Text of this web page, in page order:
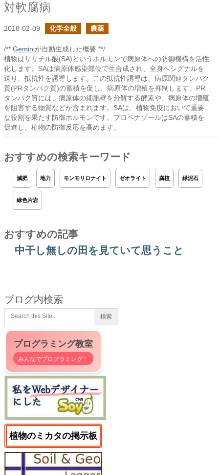
対軟腐病
2018-02-09 化学全般 農薬
/** Geminiが自動生成した概要 **/
植物はサリチル酸(SA)というホルモンで病原体への防御機構を活性
化します。SAは病原体感染部位で生合成され、全身へシグナルを
送り、抵抗性を誘導します。この抵抗性誘導は、病原関連タンパク
質(PRタンパク質)の蓄積を促し、病原体の増殖を抑制します。PR
タンパク質には、病原体の細胞壁を分解する酵素や、病原体の増殖
を阻害する物質などが含まれます。SAは、植物免疫において重要
な役割を果たす防御ホルモンです。プロベナゾールはSAの蓄積を
促進し、植物の防御反応を高めます。
おすすめの検索キーワード
減肥 地力 モンモリロナイト ゼオライト 腐植 緑泥石
緑色片岩
おすすめの記事
中干し無しの田を見ていて思うこと
ブログ内検索
プログラミング教室
みんなでプログラミング！
植物のミカタの掲示板